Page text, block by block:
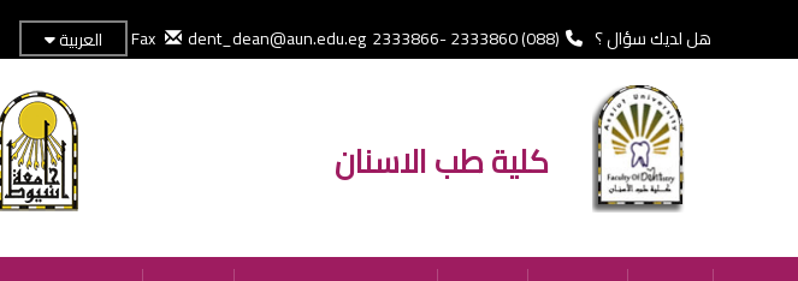
المحتوى
هل لديك سؤال ؟ (088) 2333860 -2333866 Fax
dent_dean@aun.edu.eg العربية
كلية طب الاسنان